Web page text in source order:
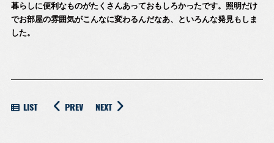
暮らしに便利なものがたくさんあっておもしろかったです。照明だけ
でお部屋の雰囲気がこんなに変わるんだなあ、といろんな発見もしま
した。
LIST PREV NEXT